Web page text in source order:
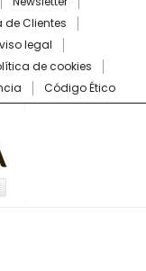
de Clientes
legal
de cookies
Código Ético